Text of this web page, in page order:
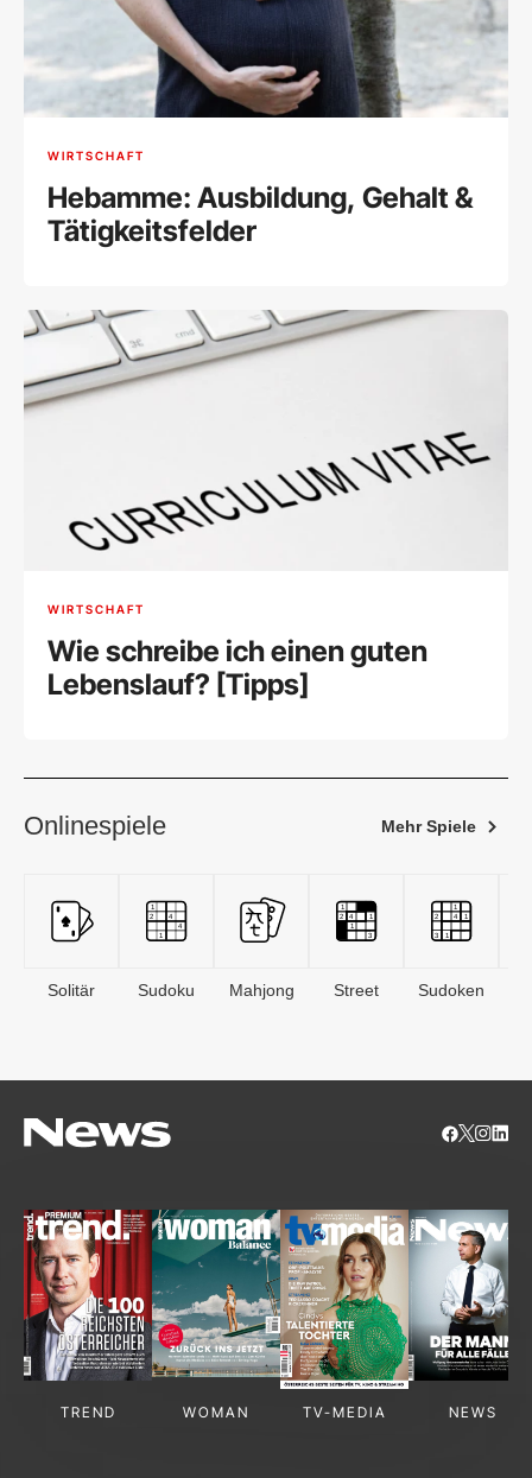
WIRTSCHAFT
Hebamme: Ausbildung, Gehalt &
Tätigkeitsfelder
WIRTSCHAFT
Wie schreibe ich einen guten
Lebenslauf? [Tipps]
Onlinespiele Mehr Spiele
Solitär Sudoku Mahjong Street Sudoken
TREND WOMAN TV-MEDIA NEWS